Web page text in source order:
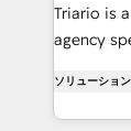
HubSpot “Our experience with the team at Blue Frog
has been
them a
Triario is
agency
Design With over 15 years of experience, we help
ソリューショ